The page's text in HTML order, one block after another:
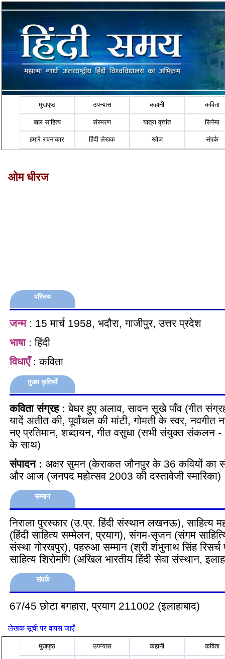
मुखपृष्ठ उपन्यास कहानी कविता
बाल साहित्य संस्मरण यात्रा वृत्तांत सिनेमा
हमारे रचनाकार हिंदी लेखक खोज संपर्क
ओम धीरज
परिचय
जन्म: 15 मार्च 1958, भदौरा, गाजीपुर, उत्तर प्रदेश
भाषा: हिंदी
विधाएँ: कविता
मुख्य कृतियाँ
कविता संग्रह : बेघर हुए अलाव, सावन सूखे पाँव (गीत
यादें अतीत की, पूर्वांचल की मांटी, गोमती के स्वर,
नए प्रतिमान, शब्दायन, गीत वसुधा (सभी संयुक्त संकलन -
के साथ)
संपादन : अक्षर सुमन (केराकत जौनपुर के 36 कवियों
और आज (जनपद महोत्सव 2003 की दस्तावेजी स्मारिका)
सम्मान
निराला पुरस्कार (उ.प्र. हिंदी संस्थान लखनऊ), साहित्य
(हिंदी साहित्य सम्मेलन, प्रयाग), संगम-सृजन (संगम
संस्था गोरखपुर), पहरुआ सम्मान (श्री शंभुनाथ सिंह रिसर्च
साहित्य शिरोमणि (अखिल भारतीय हिंदी सेवा संस्थान,
संपर्क
67/45 छोटा बगहारा, प्रयाग 211002 (इलाहाबाद)
लेखक सूची पर वापस जाएँ
मुखपृष्ठ उपन्यास कहानी कविता